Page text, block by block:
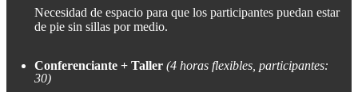
Necesidad de espacio para que los participantes puedan estar
de pie sin sillas por medio.
Conferenciante + Taller (4 horas flexibles, participantes:
30)